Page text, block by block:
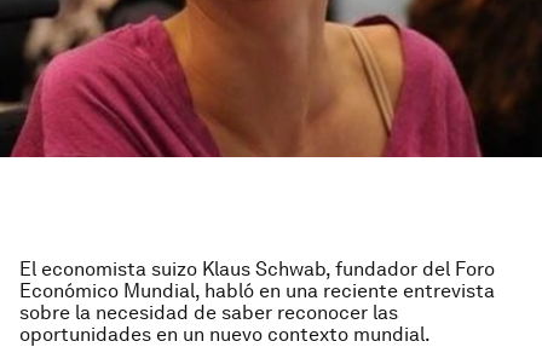
El economista suizo Klaus Schwab, fundador del Foro
Económico Mundial, habló en una reciente entrevista
sobre la necesidad de saber reconocer las
oportunidades en un nuevo contexto mundial.